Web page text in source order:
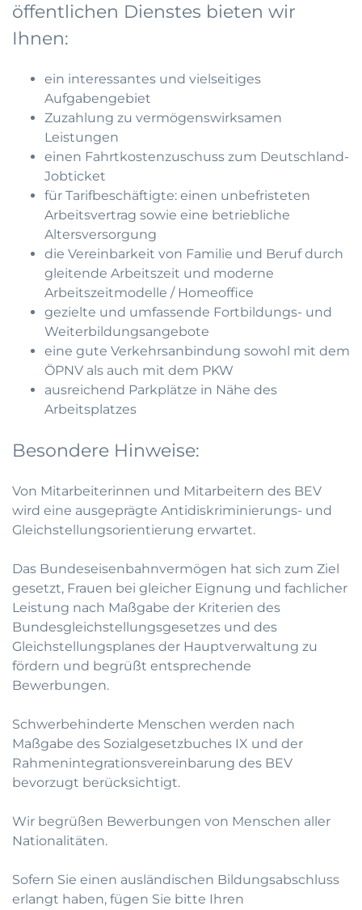
öffentlichen Dienstes bieten wir
Ihnen:
ein interessantes und vielseitiges
Aufgabengebiet
Zuzahlung zu vermögenswirksamen
Leistungen
einen Fahrtkostenzuschuss zum Deutschland-
Jobticket
für Tarifbeschäftigte: einen unbefristeten
Arbeitsvertrag sowie eine betriebliche
Altersversorgung
die Vereinbarkeit von Familie und Beruf durch
gleitende Arbeitszeit und moderne
Arbeitszeitmodelle / Homeoffice
gezielte und umfassende Fortbildungs- und
Weiterbildungsangebote
eine gute Verkehrsanbindung sowohl mit dem
ÖPNV als auch mit dem PKW
ausreichend Parkplätze in Nähe des
Arbeitsplatzes
Besondere Hinweise:
Von Mitarbeiterinnen und Mitarbeitern des BEV
wird eine ausgeprägte Antidiskriminierungs- und
Gleichstellungsorientierung erwartet.
Das Bundeseisenbahnvermögen hat sich zum Ziel
gesetzt, Frauen bei gleicher Eignung und fachlicher
Leistung nach Maßgabe der Kriterien des
Bundesgleichstellungsgesetzes und des
Gleichstellungsplanes der Hauptverwaltung zu
fördern und begrüßt entsprechende
Bewerbungen.
Schwerbehinderte Menschen werden nach
Maßgabe des Sozialgesetzbuches IX und der
Rahmenintegrationsvereinbarung des BEV
bevorzugt berücksichtigt.
Wir begrüßen Bewerbungen von Menschen aller
Nationalitäten.
Sofern Sie einen ausländischen Bildungsabschluss
erlangt haben, fügen Sie bitte Ihren